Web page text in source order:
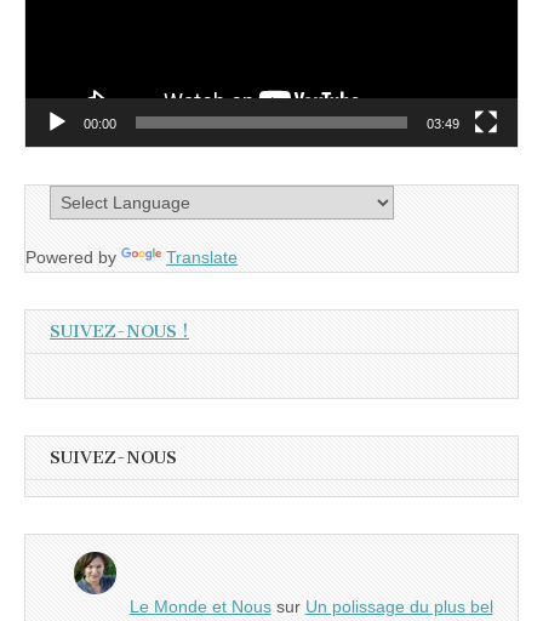
00:00 03:49
Powered by Translate
SUIVEZ-NOUS !
SUIVEZ-NOUS
Le Monde et Noussur Un polissage du plus bel